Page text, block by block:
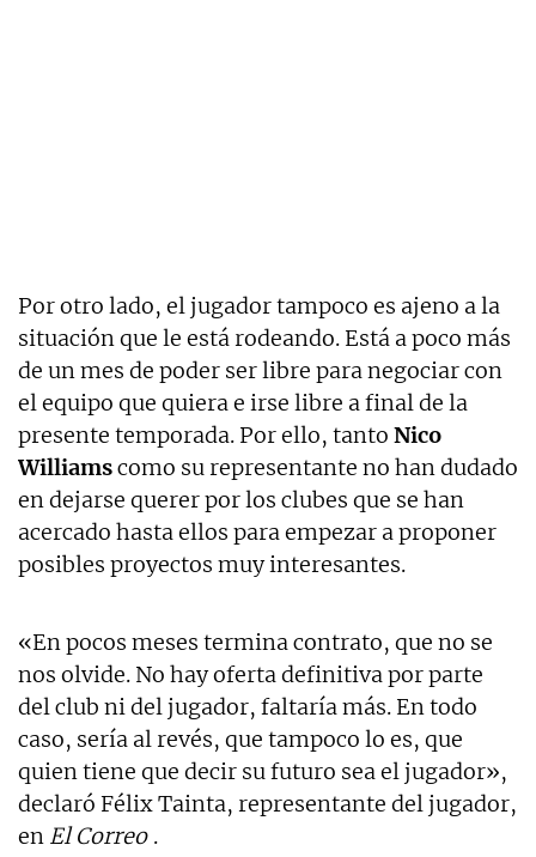
Por otro lado, el jugador tampoco es ajeno a la
situación que le está rodeando. Está a poco más
de un mes de poder ser libre para negociar con
el equipo que quiera e irse libre a final de la
presente temporada. Por ello, tanto Nico
Williamscomo su representante no han dudado
en dejarse querer por los clubes que se han
acercado hasta ellos para empezar a proponer
posibles proyectos muy interesantes.
«En pocos meses termina contrato, que no se
nos olvide. No hay oferta definitiva por parte
del club ni del jugador, faltaría más. En todo
caso, sería al revés, que tampoco lo es, que
quien tiene que decir su futuro sea el jugador»,
declaró Félix Tainta, representante del jugador,
en El Correo .